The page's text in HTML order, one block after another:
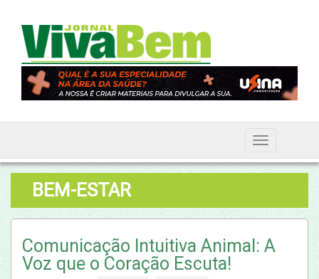
BEM-ESTAR
Comunicação Intuitiva Animal: A
Voz que o Coração Escuta!